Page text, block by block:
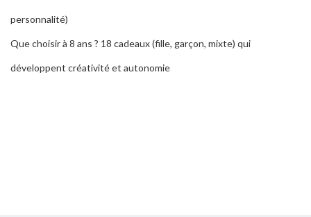
personnalité)
Que choisir à 8 ans ? 18 cadeaux (fille, garçon, mixte) qui
développent créativité et autonomie